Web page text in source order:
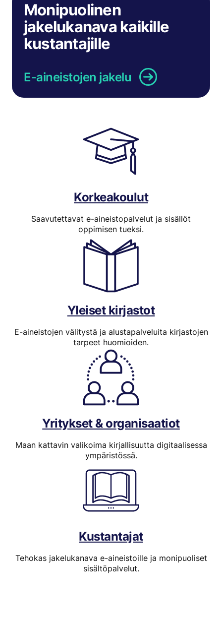
Monipuolinen
jakelukanava kaikille
kustantajille
E-aineistojen jakelu
Korkeakoulut
Saavutettavat e-aineistopalvelut ja sisällöt
oppimisen tueksi.
Yleiset kirjastot
E-aineistojen välitystä ja alustapalveluita kirjastojen
tarpeet huomioiden.
Yritykset & organisaatiot
Maan kattavin valikoima kirjallisuutta digitaalisessa
ympäristössä.
Kustantajat
Tehokas jakelukanava e-aineistoille ja monipuoliset
sisältöpalvelut.